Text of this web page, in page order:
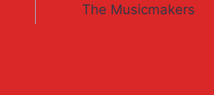
The Musicmakers